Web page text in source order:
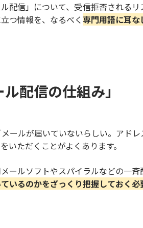
配信」について、受信拒否されるリ
つ情報を、なるべく専門用語に耳な
配信の仕組み」
ールが届いていないらしい。アドレ
いただくことがよくあります。
ールソフトやスパイラルなどの一斉
いるのかをざっくり把握しておく必